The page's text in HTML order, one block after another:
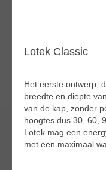
Lotek Classic
Het eerste ontwerp,
breedte en diepte
van de kap, zonder
hoogtes dus 30, 60,
Lotek mag een
met een maximaal